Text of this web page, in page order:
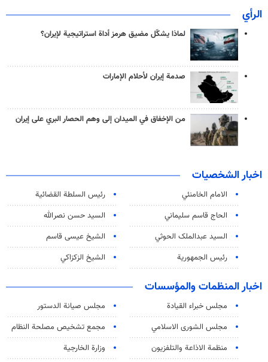
الرأي
لماذا يشكّل مضيق هرمز أداة استراتيجية لإيران؟
صدمة إيران لأحلام الإمارات
من الإخفاق في الميدان إلى وهم الحصار البري على إيران
اخبار الشخصيات
الامام الخامنئي
رئیس السلطة القضائیة
الحاج قاسم سليماني
السيد حسن نصرالله
السید عبدالملک الحوثي
الشيخ عيسى قاسم
رئيس الجمهورية
الشيخ الزكزاكي
اخبار المنظمات والمؤسسات
مجلس خبراء القيادة
مجلس صيانة الدستور
مجلس الشورى الاسلامي
مجمع تشخيص مصلحة النظام
منظمة الاذاعة والتلفزیون
وزارة الخارجية